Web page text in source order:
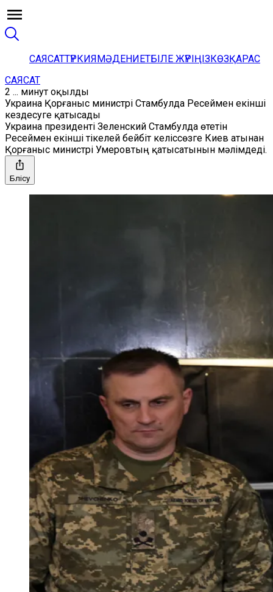
САЯСАТТҮРКИЯМӘДЕНИЕТБІЛЕ ЖҮРІҢІЗКӨЗҚАРАС
САЯСАТ
2 ... минут оқылды
Украина Қорғаныс министрі Стамбулда Ресеймен екінші
кездесуге қатысады
Украина президенті Зеленский Cтамбулда өтетін
Ресеймен екінші тікелей бейбіт келіссөзге Киев атынан
Қорғаныс министрі Умеровтың қатысатынын мәлімдеді.
Бөлісу